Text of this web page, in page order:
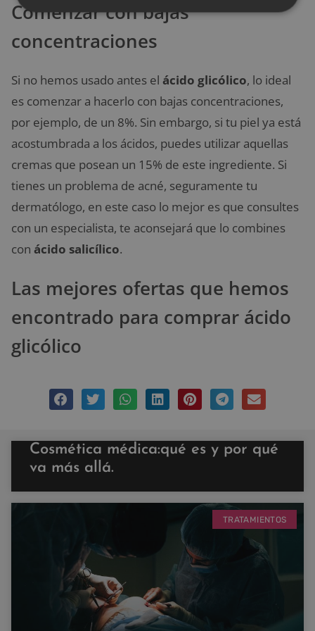
Comenzar con bajas
concentraciones
Si no hemos usado antes el ácido glicólico, lo ideal
es comenzar a hacerlo con bajas concentraciones,
por ejemplo, de un 8%. Sin embargo, si tu piel ya está
acostumbrada a los ácidos, puedes utilizar aquellas
cremas que posean un 15% de este ingrediente. Si
tienes un problema de acné, seguramente tu
dermatólogo, en este caso lo mejor es que consultes
con un especialista, te aconsejará que lo combines
con ácido salicílico.
Las mejores ofertas que hemos
encontrado para comprar ácido
glicólico
Cosmética médica:qué es y por qué
va más allá.
TRATAMIENTOS